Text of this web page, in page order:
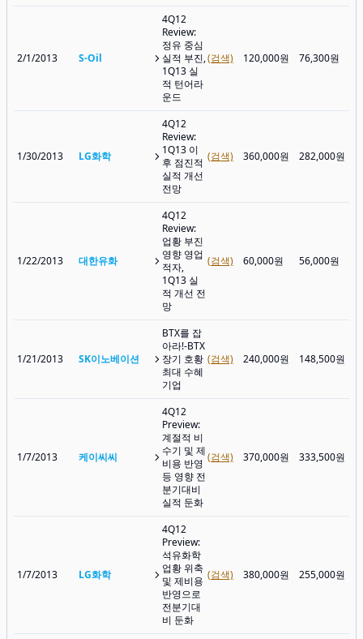
2/1/2013 S-Oil
4Q12
Review:
정유 중심
실적 부진,
1Q13 실
적 턴어라
운드
(검색) 120,000원 76,300원
1/30/2013 LG화학
4Q12
Review:
1Q13 이
후 점진적
실적 개선
전망
(검색) 360,000원 282,000원
1/22/2013 대한유화
4Q12
Review:
업황 부진
영향 영업
적자,
1Q13 실
적 개선 전
망
(검색) 60,000원 56,000원
1/21/2013 SK이노베이션
BTX를 잡
아라!-BTX
장기 호황
최대 수혜
기업
(검색) 240,000원 148,500원
1/7/2013 케이씨씨
4Q12
Preview:
계절적 비
수기 및 제
비용 반영
등 영향 전
분기대비
실적 둔화
(검색) 370,000원 333,500원
1/7/2013 LG화학
4Q12
Preview:
석유화학
업황 위축
및 제비용
반영으로
전분기대
비 둔화
(검색) 380,000원 255,000원